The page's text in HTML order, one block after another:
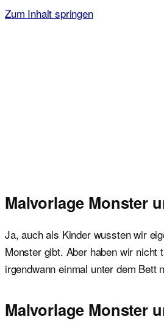
Zum Inhalt springen
Malvorlage Monster
Ja, auch als Kinder wussten wir
Monster gibt. Aber haben wir nicht
irgendwann einmal unter dem Bett
Malvorlage Monster